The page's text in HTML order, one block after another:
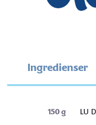
Ingredienser
150g
LU